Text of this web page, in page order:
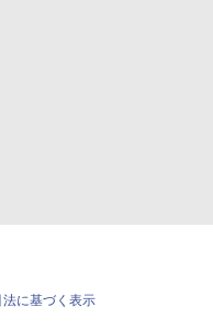
に基づく表示